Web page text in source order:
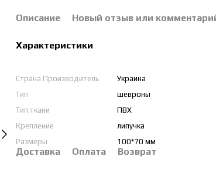
Описание Новый отзыв или
Характеристики
Страна Производитель
Украина
Тип
шевроны
Тип ткани
ПВХ
Крепление
липучка
Размеры
100*70 мм
Доставка Оплата Возврат